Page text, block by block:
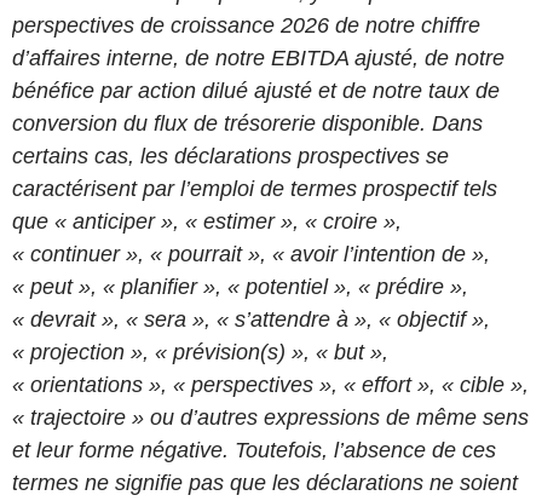
perspectives de croissance 2026 de notre chiffre
d’affaires interne, de notre EBITDA ajusté, de notre
bénéfice par action dilué ajusté et de notre taux de
conversion du flux de trésorerie disponible. Dans
certains cas, les déclarations prospectives se
caractérisent par l’emploi de termes prospectif tels
que « anticiper », « estimer », « croire »,
« continuer », « pourrait », « avoir l’intention de »,
« peut », « planifier », « potentiel », « prédire »,
« devrait », « sera », « s’attendre à », « objectif »,
« projection », « prévision(s) », « but »,
« orientations », « perspectives », « effort », « cible »,
« trajectoire » ou d’autres expressions de même sens
et leur forme négative. Toutefois, l’absence de ces
termes ne signifie pas que les déclarations ne soient